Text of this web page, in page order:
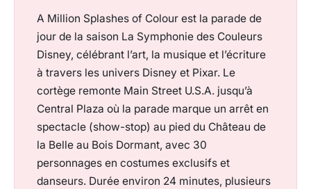
A Million Splashes of Colour est la parade de
jour de la saison La Symphonie des Couleurs
Disney, célébrant l’art, la musique et l’écriture
à travers les univers Disney et Pixar. Le
cortège remonte Main Street U.S.A. jusqu’à
Central Plaza où la parade marque un arrêt en
spectacle (show-stop) au pied du Château de
la Belle au Bois Dormant, avec 30
personnages en costumes exclusifs et
danseurs. Durée environ 24 minutes, plusieurs